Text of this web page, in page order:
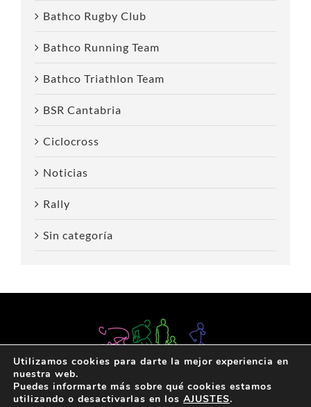
Bathco Rugby Club
Bathco Running Team
Bathco Triathlon Team
BSR Cantabria
Ciclocross
Noticias
Rally
Sin categoría
Utilizamos cookies para darte la mejor experiencia en
nuestra web.
Puedes informarte más sobre qué cookies estamos
utilizando o desactivarlas en los AJUSTES.